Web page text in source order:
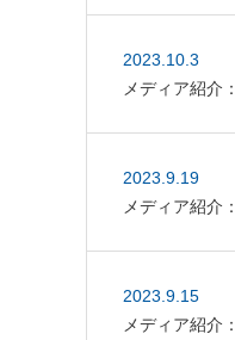
2023.10.3
メディア紹介
2023.9.19
メディア紹介
2023.9.15
メディア紹介